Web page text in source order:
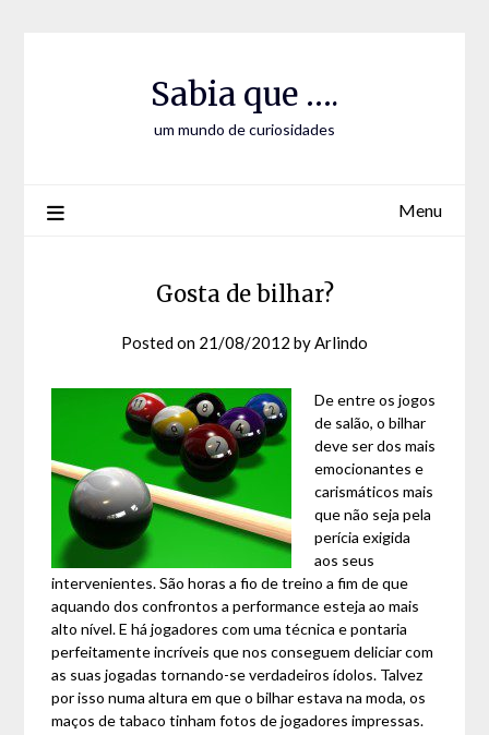
Sabia que ….
um mundo de curiosidades
Menu
Gosta de bilhar?
Posted on 21/08/2012 byArlindo
De entre os jogos
de salão, o bilhar
deve ser dos mais
emocionantes e
carismáticos mais
que não seja pela
perícia exigida
aos seus
intervenientes. São horas a fio de treino a fim de que
aquando dos confrontos a performance esteja ao mais
alto nível. E há jogadores com uma técnica e pontaria
perfeitamente incríveis que nos conseguem deliciar com
as suas jogadas tornando-se verdadeiros ídolos. Talvez
por isso numa altura em que o bilhar estava na moda, os
maços de tabaco tinham fotos de jogadores impressas.